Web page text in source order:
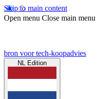
Skip to main content
Open menu Close main menu
bron voor tech-koopadvies
NL Edition